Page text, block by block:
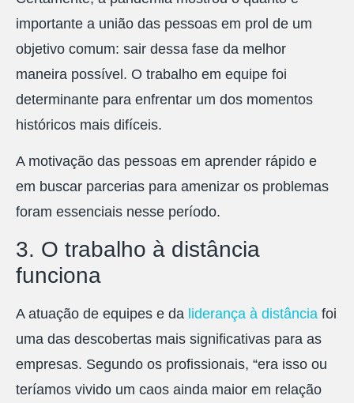
importante a união das pessoas em prol de um
objetivo comum: sair dessa fase da melhor
maneira possível. O trabalho em equipe foi
determinante para enfrentar um dos momentos
históricos mais difíceis.
A motivação das pessoas em aprender rápido e
em buscar parcerias para amenizar os problemas
foram essenciais nesse período.
3. O trabalho à distância
funciona
A atuação de equipes e da liderança à distância foi
uma das descobertas mais significativas para as
empresas. Segundo os profissionais, “era isso ou
teríamos vivido um caos ainda maior em relação